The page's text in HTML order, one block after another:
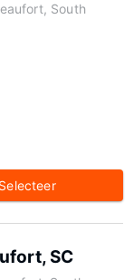
South
Selecteer
SC